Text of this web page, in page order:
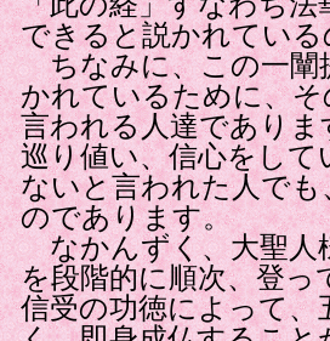
できると説かれてい
ちなみに、この一闡
かれているために、
言われる人達であり
巡り値い、信心をし
ないと言われた人で
のであります。
なかんずく、大聖人
を段階的に順次、登
信受の功徳によって